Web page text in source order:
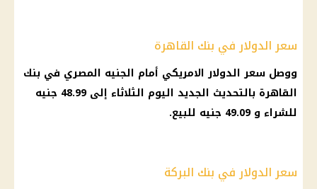
سعر الدولار في بنك القاهرة
ووصل سعر الدولار الامريكي أمام الجنيه المصري في بنك
القاهرة بالتحديث الجديد اليوم الثلاثاء إلى 48.99 جنيه
للشراء و 49.09 جنيه للبيع.
سعر الدولار في بنك البركة